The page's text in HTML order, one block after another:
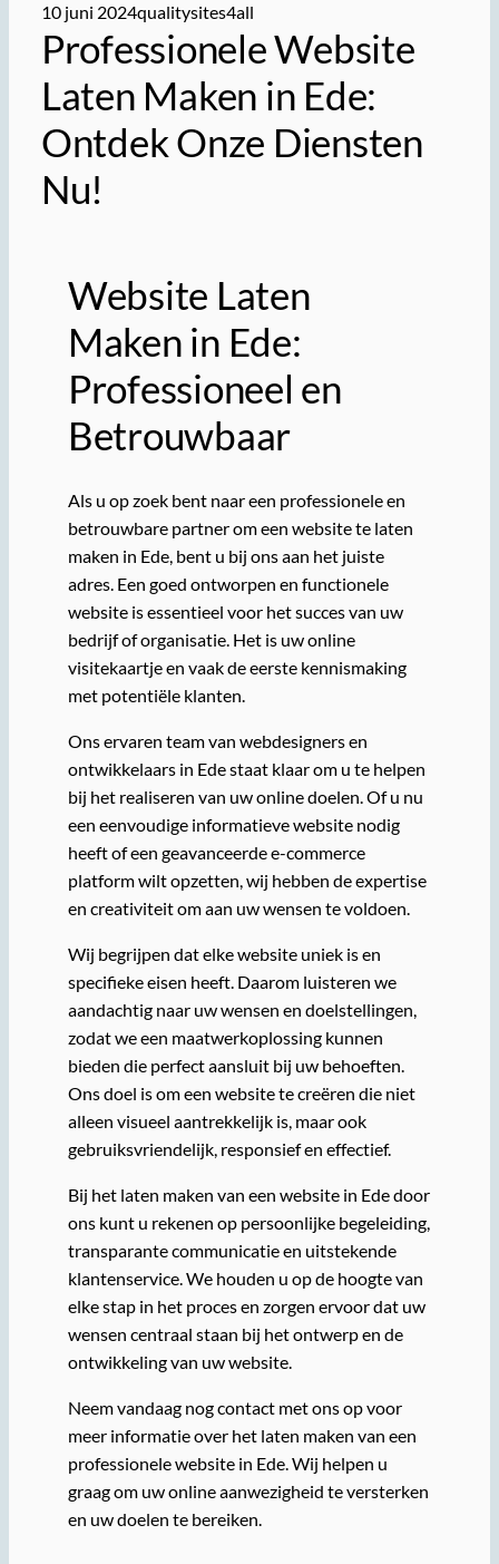
10 juni 2024qualitysites4all
Professionele Website
Laten Maken in Ede:
Ontdek Onze Diensten
Nu!
Website Laten
Maken in Ede:
Professioneel en
Betrouwbaar
Als u op zoek bent naar een professionele en
betrouwbare partner om een website te laten
maken in Ede, bent u bij ons aan het juiste
adres. Een goed ontworpen en functionele
website is essentieel voor het succes van uw
bedrijf of organisatie. Het is uw online
visitekaartje en vaak de eerste kennismaking
met potentiële klanten.
Ons ervaren team van webdesigners en
ontwikkelaars in Ede staat klaar om u te helpen
bij het realiseren van uw online doelen. Of u nu
een eenvoudige informatieve website nodig
heeft of een geavanceerde e-commerce
platform wilt opzetten, wij hebben de expertise
en creativiteit om aan uw wensen te voldoen.
Wij begrijpen dat elke website uniek is en
specifieke eisen heeft. Daarom luisteren we
aandachtig naar uw wensen en doelstellingen,
zodat we een maatwerkoplossing kunnen
bieden die perfect aansluit bij uw behoeften.
Ons doel is om een website te creëren die niet
alleen visueel aantrekkelijk is, maar ook
gebruiksvriendelijk, responsief en effectief.
Bij het laten maken van een website in Ede door
ons kunt u rekenen op persoonlijke begeleiding,
transparante communicatie en uitstekende
klantenservice. We houden u op de hoogte van
elke stap in het proces en zorgen ervoor dat uw
wensen centraal staan bij het ontwerp en de
ontwikkeling van uw website.
Neem vandaag nog contact met ons op voor
meer informatie over het laten maken van een
professionele website in Ede. Wij helpen u
graag om uw online aanwezigheid te versterken
en uw doelen te bereiken.